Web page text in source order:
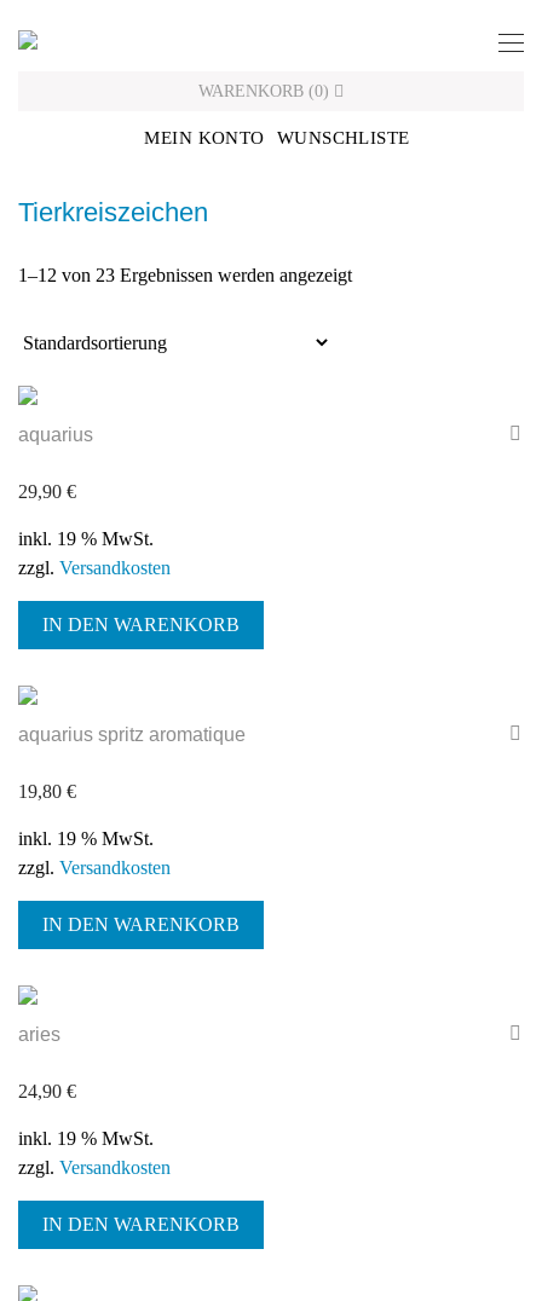
WARENKORB (0)
MEIN KONTO WUNSCHLISTE
Tierkreiszeichen
1–12 von 23 Ergebnissen werden angezeigt
aquarius
29,90 €
inkl. 19 % MwSt.
zzgl. Versandkosten
IN DEN WARENKORB
aquarius spritz aromatique
19,80 €
inkl. 19 % MwSt.
zzgl. Versandkosten
IN DEN WARENKORB
aries
24,90 €
inkl. 19 % MwSt.
zzgl. Versandkosten
IN DEN WARENKORB